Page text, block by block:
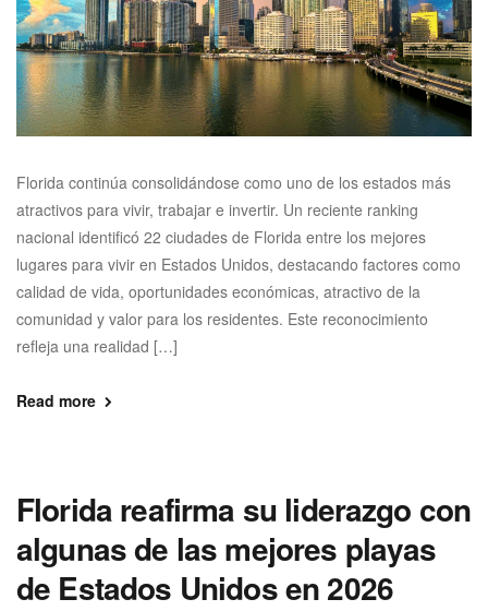
Florida continúa consolidándose como uno de los estados más
atractivos para vivir, trabajar e invertir. Un reciente ranking
nacional identificó 22 ciudades de Florida entre los mejores
lugares para vivir en Estados Unidos, destacando factores como
calidad de vida, oportunidades económicas, atractivo de la
comunidad y valor para los residentes. Este reconocimiento
refleja una realidad […]
Read more
Florida reafirma su liderazgo con
algunas de las mejores playas
de Estados Unidos en 2026